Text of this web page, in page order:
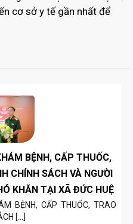
cơ sở y tế gần nhất để
BỆNH, CẤP THUỐC,
CHÍNH SÁCH VÀ NGƯỜI
KHĂN TẠI XÃ ĐỨC HUỆ
BỆNH, CẤP THUỐC, TRAO
[...]